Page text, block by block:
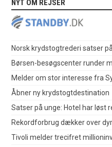
NYT OM REJSER
Norsk krydstogtrederi satser
Børsen-besøgscenter runder
Melder om stor interesse fra
Åbner ny krydstogtdestination
Satser på unge: Hotel har løst
Rekordforbrug dækker over
Tivoli melder trecifret